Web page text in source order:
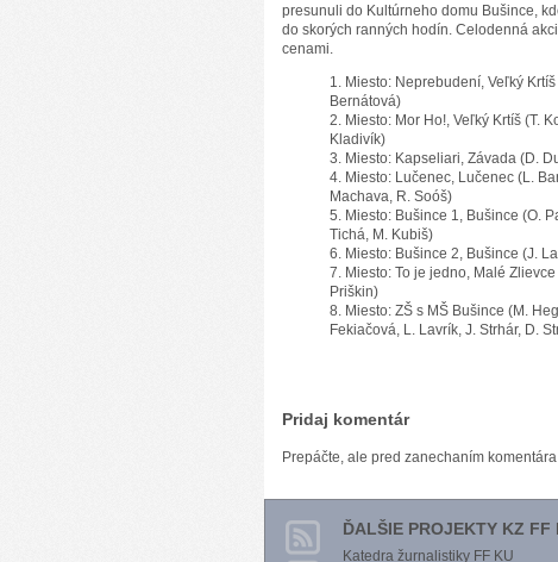
presunuli do Kultúrneho domu Bušince,
do skorých ranných hodín. Celodenná
cenami.
Miesto: Neprebudení, Veľký
Bernátová)
Miesto: Mor Ho!, Veľký Krtíš (T.
Kladivík)
Miesto: Kapseliari, Závada (D.
Miesto: Lučenec, Lučenec (L.
Machava, R. Soóš)
Miesto: Bušince 1, Bušince (O.
Tichá, M. Kubiš)
Miesto: Bušince 2, Bušince (J.
Miesto: To je jedno, Malé
Priškin)
Miesto: ZŠ s MŠ Bušince (M.
Fekiačová, L. Lavrík, J. Strhár, D.
Pridaj komentár
Prepáčte, ale pred zanechaním
ĎALŠIE PROJEKTY KZ FF
Katedra žurnalistiky FF KU